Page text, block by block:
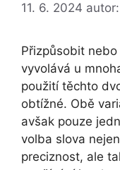
11. 6. 2024 autor:
Přizpůsobit
vyvolává u
použití těchto
obtížné. Obě
avšak pouze
volba slova
preciznost, ale